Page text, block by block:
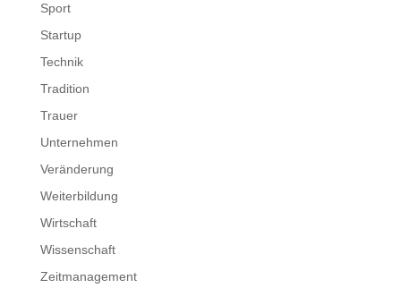
Sport
Startup
Technik
Tradition
Trauer
Unternehmen
Veränderung
Weiterbildung
Wirtschaft
Wissenschaft
Zeitmanagement